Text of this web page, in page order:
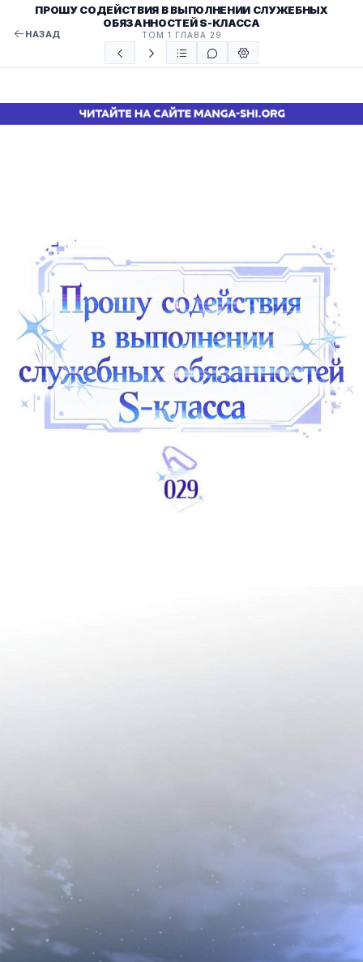
НАЗАД
ПРОШУ СОДЕЙСТВИЯ В ВЫПОЛНЕНИИ СЛУЖЕБНЫХ
ОБЯЗАННОСТЕЙ S-КЛАССА
ТОМ 1 ГЛАВА 29